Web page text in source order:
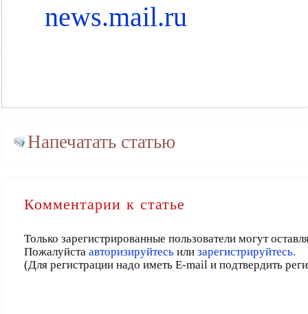
news.mail.ru
Напечатать статью
Комментарии к статье
Только зарегистрированные пользователи могут
Пожалуйста авторизируйтесьили зарегистрируйтесь.
(Для регистрации надо иметь E-mail и подтвердить